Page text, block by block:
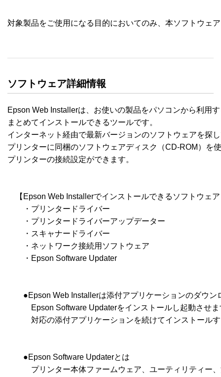
対象製品をご使用になる目的においてのみ、本ソフトウェ
ソフトウェア詳細情報
Epson Web Installerは、お使いの製品をパソコンから利用
まとめてインストールできるツールです。
インターネット経由で最新バージョンのソフトウェアを探
プリンターに同梱のソフトウェアディスク（CD-ROM）を
プリンターの接続設定ができます。
【Epson Web Installerでインストールできるソフトウェ
・プリンタードライバー
・プリンタードライバーアップデーター
・スキャナードライバー
・ネットワーク接続用ソフトウェア
・Epson Software Updater
●Epson Web Installerは添付アプリケーションのダウン
Epson Software Updaterをインストールし起動させま
対応の添付アプリケーションを続けてインストールす
●Epson Software Updaterとは
プリンター本体ファームウェア、ユーティリティー、